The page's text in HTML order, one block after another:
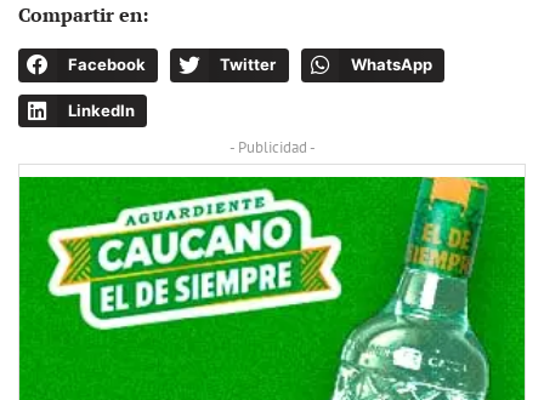
Compartir en:
Facebook Twitter WhatsApp
LinkedIn
- Publicidad -